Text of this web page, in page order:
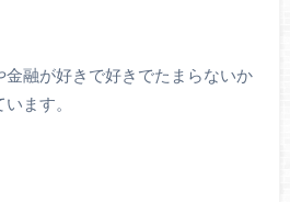
金融が好きで好きでたまらないか
ます。